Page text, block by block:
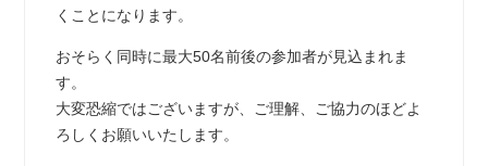
くことになります。
おそらく同時に最大50名前後の参加者が見込まれま
す。
大変恐縮ではございますが、ご理解、ご協力のほどよ
ろしくお願いいたします。